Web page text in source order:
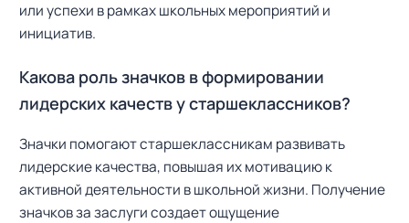
или успехи в рамках школьных мероприятий и
инициатив.
Какова роль значков в формировании
лидерских качеств у старшеклассников?
Значки помогают старшеклассникам развивать
лидерские качества, повышая их мотивацию к
активной деятельности в школьной жизни. Получение
значков за заслуги создает ощущение